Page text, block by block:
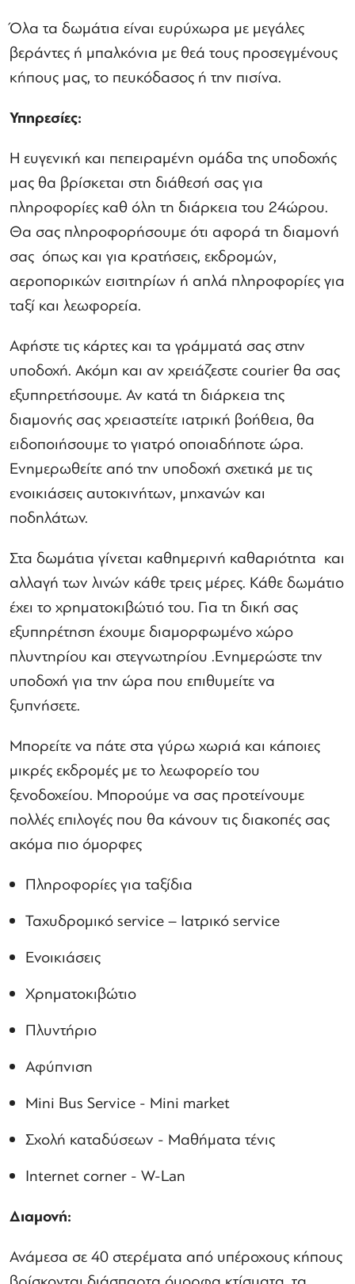
Όλα τα δωμάτια είναι ευρύχωρα με μεγάλες
βεράντες ή μπαλκόνια με θεά τους προσεγμένους
κήπους μας, το πευκόδασος ή την πισίνα.
Υπηρεσίες:
Η ευγενική και πεπειραμένη ομάδα της υποδοχής
μας θα βρίσκεται στη διάθεσή σας για
πληροφορίες καθ όλη τη διάρκεια του 24ώρου.
Θα σας πληροφορήσουμε ότι αφορά τη διαμονή
σας όπως και για κρατήσεις, εκδρομών,
αεροπορικών εισιτηρίων ή απλά πληροφορίες για
ταξί και λεωφορεία.
Αφήστε τις κάρτες και τα γράμματά σας στην
υποδοχή. Ακόμη και αν χρειάζεστε courier θα σας
εξυπηρετήσουμε. Αν κατά τη διάρκεια της
διαμονής σας χρειαστείτε ιατρική βοήθεια, θα
ειδοποιήσουμε το γιατρό οποιαδήποτε ώρα.
Ενημερωθείτε από την υποδοχή σχετικά με τις
ενοικιάσεις αυτοκινήτων, μηχανών και
ποδηλάτων.
Στα δωμάτια γίνεται καθημερινή καθαριότητα και
αλλαγή των λινών κάθε τρεις μέρες. Κάθε δωμάτιο
έχει το χρηματοκιβώτιό του. Για τη δική σας
εξυπηρέτηση έχουμε διαμορφωμένο χώρο
πλυντηρίου και στεγνωτηρίου .Ενημερώστε την
υποδοχή για την ώρα που επιθυμείτε να
ξυπνήσετε.
Μπορείτε να πάτε στα γύρω χωριά και κάποιες
μικρές εκδρομές με το λεωφορείο του
ξενοδοχείου. Μπορούμε να σας προτείνουμε
πολλές επιλογές που θα κάνουν τις διακοπές σας
ακόμα πιο όμορφες
Πληροφορίες για ταξίδια
Ταχυδρομικό service – Ιατρικό service
Ενοικιάσεις
Χρηματοκιβώτιο
Πλυντήριο
Αφύπνιση
Mini Bus Service - Mini market
Σχολή καταδύσεων - Μαθήματα τένις
Internet corner - W-Lan
Διαμονή:
Ανάμεσα σε 40 στερέματα από υπέροχους κήπους